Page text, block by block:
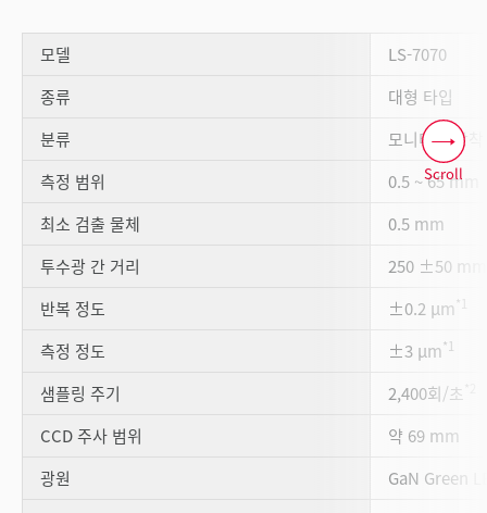
모델
LS-7070
종류
대형 타입
분류
모니터 미장착
측정 범위
0.5 ~ 65 mm
최소 검출 물체
0.5 mm
투수광 간 거리
250 ±50 mm
반복 정도
±0.2 µm *1
측정 정도 ±3 µm*1
샘플링 주기 2,400회/초
CCD 주사 범위
약 69 mm
광원
GaN Green
Scroll